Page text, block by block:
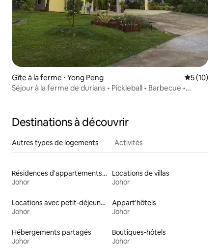
Gîte à la ferme ⋅ Yong Peng
5 (10)
Séjour à la ferme de durians • Pickleball • Barbecue •
Destinations à découvrir
Autres types de logements Activités
Résidences d'appartements en location
Johor
Locations de villas
Johor
Locations avec petit-déjeuner
Johor
Appart'hôtels
Johor
Hébergements partagés
Johor
Boutiques-hôtels
Johor